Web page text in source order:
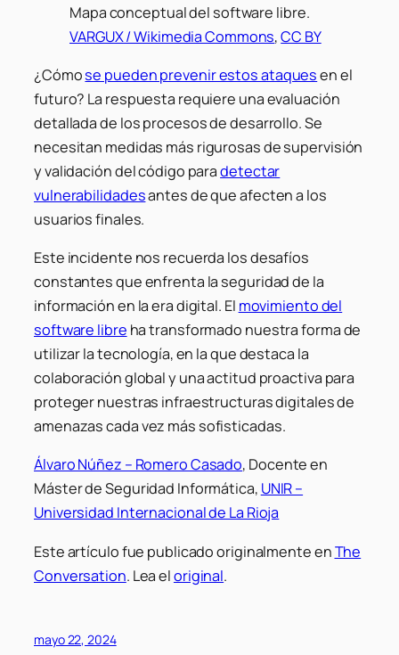
Mapa conceptual del software libre.
VARGUX / Wikimedia Commons,CC BY
¿Cómose pueden prevenir estos ataquesen el
futuro? La respuesta requiere una evaluación
detallada de los procesos de desarrollo. Se
necesitan medidas más rigurosas de supervisión
y validación del código paradetectar
vulnerabilidadesantes de que afecten a los
usuarios finales.
Este incidente nos recuerda los desafíos
constantes que enfrenta la seguridad de la
información en la era digital. El movimiento del
software libre ha transformado nuestra forma de
utilizar la tecnología, en la que destaca la
colaboración global y una actitud proactiva para
proteger nuestras infraestructuras digitales de
amenazas cada vez más sofisticadas.
Álvaro Núñez – Romero Casado, Docente en
Máster de Seguridad Informática, UNIR –
Universidad Internacional de La Rioja
Este artículo fue publicado originalmente enThe
Conversation. Lea eloriginal.
mayo 22, 2024